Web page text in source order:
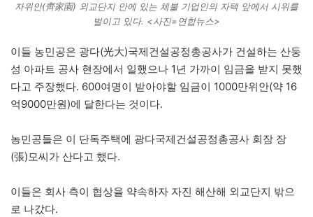
자위안(齊家園) 외교단지 안에 있는 체불 기업인의 자택 앞에서 시위를
벌이고 있다. <사진=연합뉴스>
이들 농민공은 광다(光大)국제건설공정총공사가 건설하는 산둥
성 아파트 공사 현장에서 일했으나 1년 가까이 임금을 받지 못했
다고 주장했다. 600여명이 받아야할 임금이 1000만위안(약 16
억9000만원)에 달한다는 것이다.
농민공들은 이 단독주택에 광다국제건설공정총공사 회장 장
(張)모씨가 산다고 했다.
이들은 회사 측이 협상을 약속하자 자진 해산해 외교단지 밖으
로 나갔다.